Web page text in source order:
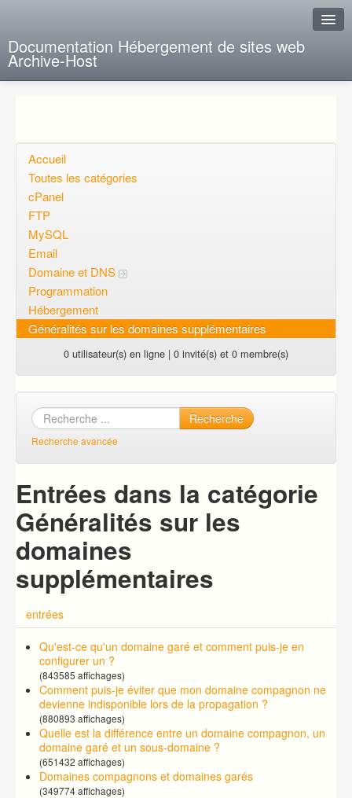
Documentation Hébergement de sites web
Archive-Host
Questions ouvertes
Voulez-vous vous inscrire?
Connexion
Accueil
Toutes les catégories
cPanel
FTP
MySQL
Email
Domaine et DNS
Programmation
Hébergement
Généralités sur les domaines supplémentaires
0 utilisateur(s) en ligne | 0 invité(s) et 0 membre(s)
Recherche
Recherche avancée
Entrées dans la catégorie
Généralités sur les
domaines
supplémentaires
entrées
Qu'est-ce qu'un domaine garé et comment puis-je en
configurer un ?
(843585 affichages)
Comment puis-je éviter que mon domaine compagnon ne
devienne indisponible lors de la propagation ?
(880893 affichages)
Quelle est la différence entre un domaine compagnon, un
domaine garé et un sous-domaine ?
(651432 affichages)
Domaines compagnons et domaines garés
(349774 affichages)